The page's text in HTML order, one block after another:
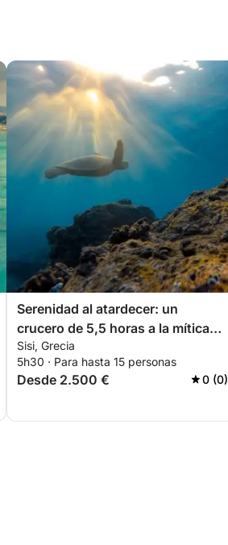
Serenidad al atardecer: un
crucero de 5,5 horas a la mítica
isla Dia
Sisi, Grecia
5h30 · Para hasta 15 personas
Desde 2.500 € 0 (0)